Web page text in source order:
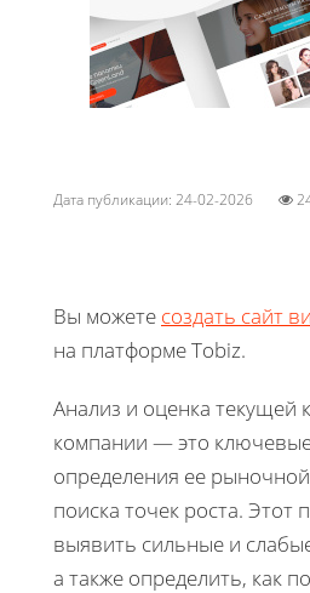
Дата публикации: 24-02-2026
Вы можете создать сайт
на платформе Tobiz.
Анализ и оценка текущей
компании — это
определения ее
поиска точек роста. Этот
выявить сильные и
а также определить, как